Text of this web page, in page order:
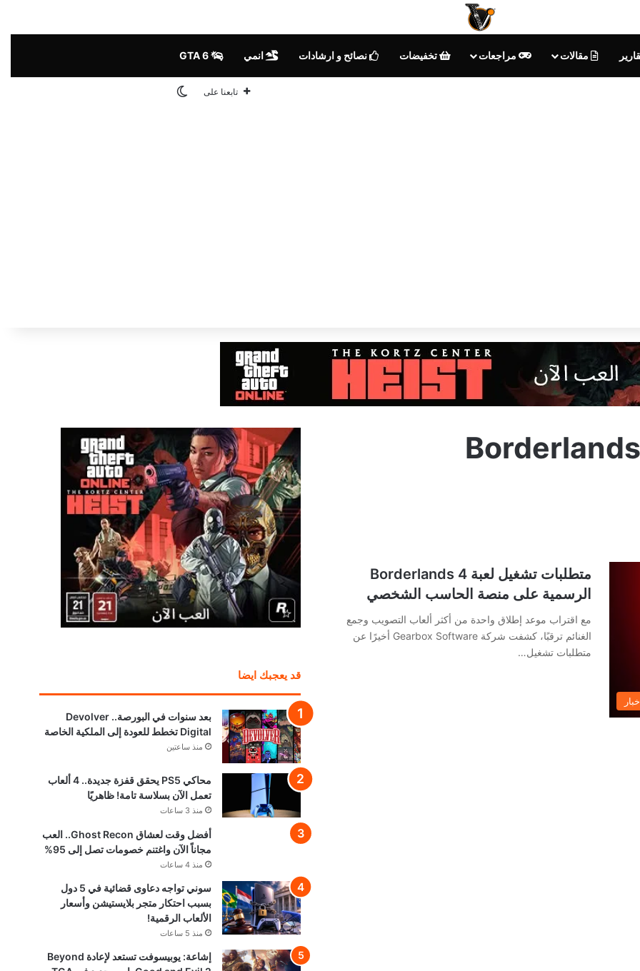
مقالات مراجعات تخفيضات نصائح و ارشادات انمي
تابعنا على الوضع المظلم
متطلبات تشغيل لعبة Borderlands 4
الرسمية على منصة الحاسب الشخصي
مع اقتراب موعد إطلاق واحدة من أكثر ألعاب التصويب وجمع
الغنائم ترقبًا، كشفت شركة Gearbox Software أخيرًا عن
متطلبات تشغيل…
قد يعجبك ايضا
بعد سنوات في البورصة.. Devolver
Digital تخطط للعودة إلى الملكية الخاصة
منذ ساعتين
محاكي PS5 يحقق قفزة جديدة.. 4 ألعاب
تعمل الآن بسلاسة تامة! ظاهريًا
منذ 3 ساعات
أفضل وقت لعشاق Ghost Recon.. العب
مجاناً الآن واغتنم خصومات تصل إلى 95%
منذ 4 ساعات
سوني تواجه دعاوى قضائية في 5 دول
بسبب احتكار متجر بلايستيشن وأسعار
الألعاب الرقمية!
منذ 5 ساعات
إشاعة: يوبيسوفت تستعد لإعادة Beyond